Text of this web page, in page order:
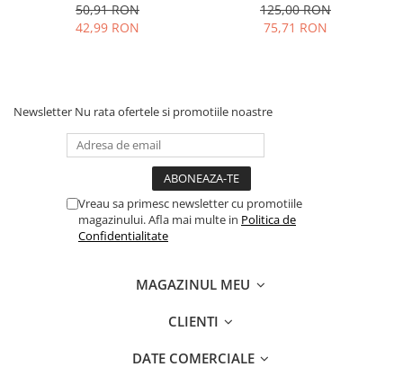
50,91 RON
42,99 RON
125,00 RON
75,71 RON
Newsletter Nu rata ofertele si promotiile noastre
Vreau sa primesc newsletter cu promotiile
magazinului. Afla mai multe in Politica de
Confidentialitate
MAGAZINUL MEU
CLIENTI
DATE COMERCIALE